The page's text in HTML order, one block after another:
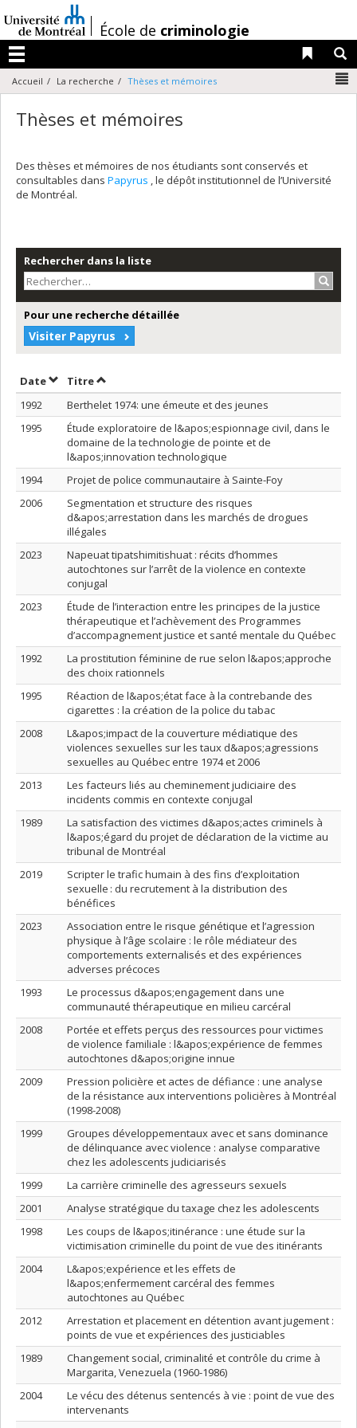
au
contenu
/École de criminologie
Menu
Liens
Accueil La recherche Thèses et mémoires
Thèses et mémoires
Des thèses et mémoires de nos étudiants sont conservés et
consultables dans Papyrus , le dépôt institutionnel de l’Université
de Montréal.
Rechercher dans la liste
Pour une recherche détaillée
Visiter Papyrus
DateTrier par date en ordre croissant
TitreTrier par titre en ordre croissant
1992
Berthelet 1974: une émeute et des jeunes
1995
Étude exploratoire de l&apos;espionnage civil, dans le
domaine de la technologie de pointe et de
l&apos;innovation technologique
1994
Projet de police communautaire à Sainte-Foy
2006
Segmentation et structure des risques
d&apos;arrestation dans les marchés de drogues
illégales
2023
Napeuat tipatshimitishuat : récits d’hommes
autochtones sur l’arrêt de la violence en contexte
conjugal
2023
Étude de l’interaction entre les principes de la justice
thérapeutique et l’achèvement des Programmes
d’accompagnement justice et santé mentale du Québec
1992
La prostitution féminine de rue selon l&apos;approche
des choix rationnels
1995
Réaction de l&apos;état face à la contrebande des
cigarettes : la création de la police du tabac
2008
L&apos;impact de la couverture médiatique des
violences sexuelles sur les taux d&apos;agressions
sexuelles au Québec entre 1974 et 2006
2013
Les facteurs liés au cheminement judiciaire des
incidents commis en contexte conjugal
1989
La satisfaction des victimes d&apos;actes criminels à
l&apos;égard du projet de déclaration de la victime au
tribunal de Montréal
2019
Scripter le trafic humain à des fins d’exploitation
sexuelle : du recrutement à la distribution des
bénéfices
2023
Association entre le risque génétique et l’agression
physique à l’âge scolaire : le rôle médiateur des
comportements externalisés et des expériences
adverses précoces
1993
Le processus d&apos;engagement dans une
communauté thérapeutique en milieu carcéral
2008
Portée et effets perçus des ressources pour victimes
de violence familiale : l&apos;expérience de femmes
autochtones d&apos;origine innue
2009
Pression policière et actes de défiance : une analyse
de la résistance aux interventions policières à Montréal
(1998-2008)
1999
Groupes développementaux avec et sans dominance
de délinquance avec violence : analyse comparative
chez les adolescents judiciarisés
1999
La carrière criminelle des agresseurs sexuels
2001
Analyse stratégique du taxage chez les adolescents
1998
Les coups de l&apos;itinérance : une étude sur la
victimisation criminelle du point de vue des itinérants
2004
L&apos;expérience et les effets de
l&apos;enfermement carcéral des femmes
autochtones au Québec
2012
Arrestation et placement en détention avant jugement :
points de vue et expériences des justiciables
1989
Changement social, criminalité et contrôle du crime à
Margarita, Venezuela (1960-1986)
2004
Le vécu des détenus sentencés à vie : point de vue des
intervenants